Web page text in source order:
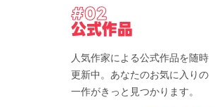
#02
公式作品
人気作家による公式作品を随時
更新中。あなたのお気に入りの
一作がきっと見つかります。